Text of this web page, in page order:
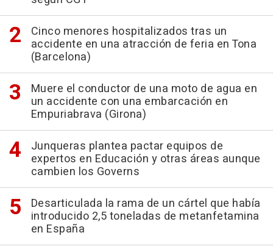
Cinco menores hospitalizados tras un
accidente en una atracción de feria en Tona
(Barcelona)
Muere el conductor de una moto de agua en
un accidente con una embarcación en
Empuriabrava (Girona)
Junqueras plantea pactar equipos de
expertos en Educación y otras áreas aunque
cambien los Governs
Desarticulada la rama de un cártel que había
introducido 2,5 toneladas de metanfetamina
en España